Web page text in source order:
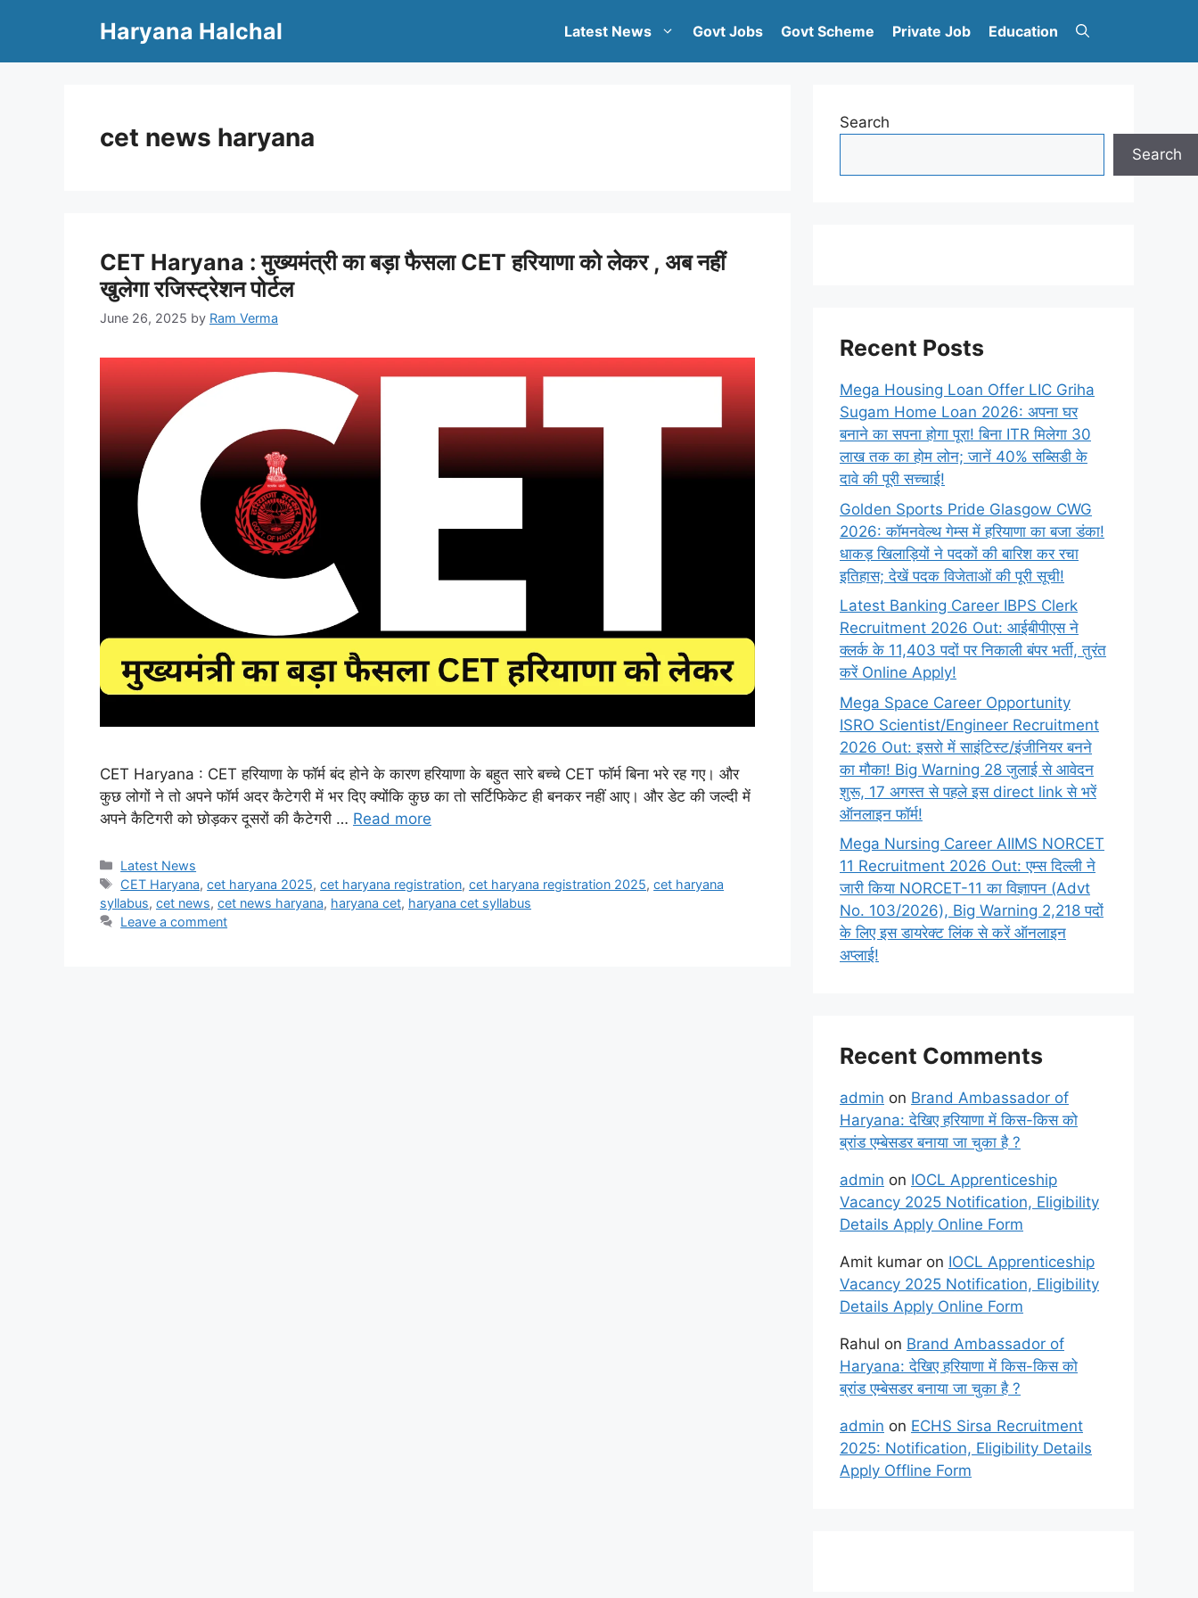
Haryana Halchal Latest News Govt Jobs Govt Scheme Private Job Education
cet news haryana
CET Haryana : मुख्यमंत्री का बड़ा फैसला CET हरियाणा को लेकर , अब नहीं
खुलेगा रजिस्ट्रेशन पोर्टल
June 26, 2025 by Ram Verma
CET Haryana : CET हरियाणा के फॉर्म बंद होने के कारण हरियाणा के बहुत सारे बच्चे CET फॉर्म बिना भरे रह गए। और
कुछ लोगों ने तो अपने फॉर्म अदर कैटेगरी में भर दिए क्योंकि कुछ का तो सर्टिफिकेट ही बनकर नहीं आए। और डेट की जल्दी में
अपने कैटिगरी को छोड़कर दूसरों की कैटेगरी … Read more
Categories
Latest News
Tags
CET Haryana,cet haryana 2025,cet haryana registration,cet haryana registration 2025,cet haryana
syllabus, cet news, cet news haryana, haryana cet, haryana cet syllabus
Leave a comment
Search
Search
Recent Posts
Mega Housing Loan Offer LIC Griha
Sugam Home Loan 2026: अपना घर
बनाने का सपना होगा पूरा! बिना ITR मिलेगा 30
लाख तक का होम लोन; जानें 40% सब्सिडी के
दावे की पूरी सच्चाई!
Golden Sports Pride Glasgow CWG
2026: कॉमनवेल्थ गेम्स में हरियाणा का बजा डंका!
धाकड़ खिलाड़ियों ने पदकों की बारिश कर रचा
इतिहास; देखें पदक विजेताओं की पूरी सूची!
Latest Banking Career IBPS Clerk
Recruitment 2026 Out: आईबीपीएस ने
क्लर्क के 11,403 पदों पर निकाली बंपर भर्ती, तुरंत
करें Online Apply!
Mega Space Career Opportunity
ISRO Scientist/Engineer Recruitment
2026 Out: इसरो में साइंटिस्ट/इंजीनियर बनने
का मौका! Big Warning 28 जुलाई से आवेदन
शुरू, 17 अगस्त से पहले इस direct link से भरें
ऑनलाइन फॉर्म!
Mega Nursing Career AIIMS NORCET
11 Recruitment 2026 Out: एम्स दिल्ली ने
जारी किया NORCET-11 का विज्ञापन (Advt
No. 103/2026), Big Warning 2,218 पदों
के लिए इस डायरेक्ट लिंक से करें ऑनलाइन
अप्लाई!
Recent Comments
admin on Brand Ambassador of
Haryana: देखिए हरियाणा में किस-किस को
ब्रांड एम्बेसडर बनाया जा चुका है ?
admin on IOCL Apprenticeship
Vacancy 2025 Notification, Eligibility
Details Apply Online Form
Amit kumar on IOCL Apprenticeship
Vacancy 2025 Notification, Eligibility
Details Apply Online Form
Rahul on Brand Ambassador of
Haryana: देखिए हरियाणा में किस-किस को
ब्रांड एम्बेसडर बनाया जा चुका है ?
admin on ECHS Sirsa Recruitment
2025: Notification, Eligibility Details
Apply Offline Form